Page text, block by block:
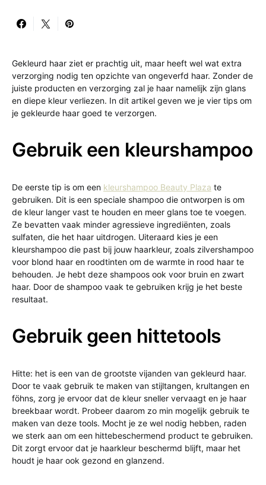
Gekleurd haar ziet er prachtig uit, maar heeft wel wat extra
verzorging nodig ten opzichte van ongeverfd haar. Zonder de
juiste producten en verzorging zal je haar namelijk zijn glans
en diepe kleur verliezen. In dit artikel geven we je vier tips om
je gekleurde haar goed te verzorgen.
Gebruik een kleurshampoo
De eerste tip is om een kleurshampoo Beauty Plaza te
gebruiken. Dit is een speciale shampoo die ontworpen is om
de kleur langer vast te houden en meer glans toe te voegen.
Ze bevatten vaak minder agressieve ingrediënten, zoals
sulfaten, die het haar uitdrogen. Uiteraard kies je een
kleurshampoo die past bij jouw haarkleur, zoals zilvershampoo
voor blond haar en roodtinten om de warmte in rood haar te
behouden. Je hebt deze shampoos ook voor bruin en zwart
haar. Door de shampoo vaak te gebruiken krijg je het beste
resultaat.
Gebruik geen hittetools
Hitte: het is een van de grootste vijanden van gekleurd haar.
Door te vaak gebruik te maken van stijltangen, krultangen en
föhns, zorg je ervoor dat de kleur sneller vervaagt en je haar
breekbaar wordt. Probeer daarom zo min mogelijk gebruik te
maken van deze tools. Mocht je ze wel nodig hebben, raden
we sterk aan om een hittebeschermend product te gebruiken.
Dit zorgt ervoor dat je haarkleur beschermd blijft, maar het
houdt je haar ook gezond en glanzend.